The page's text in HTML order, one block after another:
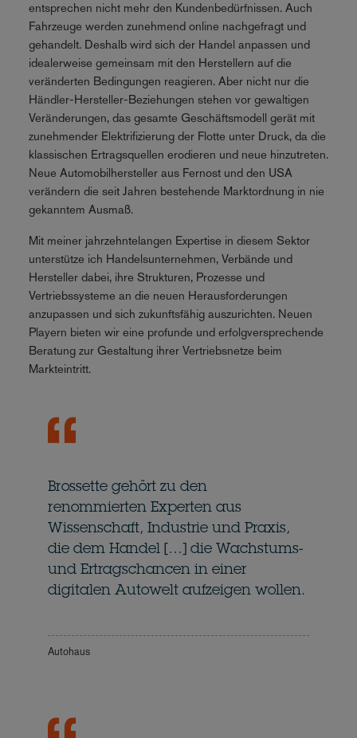
entsprechen nicht mehr den Kundenbedürfnissen. Auch
Fahrzeuge werden zunehmend online nachgefragt und
gehandelt. Deshalb wird sich der Handel anpassen und
idealerweise gemeinsam mit den Herstellern auf die
veränderten Bedingungen reagieren. Aber nicht nur die
Händler-Hersteller-Beziehungen stehen vor gewaltigen
Veränderungen, das gesamte Geschäftsmodell gerät mit
zunehmender Elektrifizierung der Flotte unter Druck, da die
klassischen Ertragsquellen erodieren und neue hinzutreten.
Neue Automobilhersteller aus Fernost und den USA
verändern die seit Jahren bestehende Marktordnung in nie
gekanntem Ausmaß.
Mit meiner jahrzehntelangen Expertise in diesem Sektor
unterstütze ich Handelsunternehmen, Verbände und
Hersteller dabei, ihre Strukturen, Prozesse und
Vertriebssysteme an die neuen Herausforderungen
anzupassen und sich zukunftsfähig auszurichten. Neuen
Playern bieten wir eine profunde und erfolgversprechende
Beratung zur Gestaltung ihrer Vertriebsnetze beim
Markteintritt.
Brossette gehört zu den
renommierten Experten aus
Wissenschaft, Industrie und Praxis,
die dem Handel […] die Wachstums-
und Ertragschancen in einer
digitalen Autowelt aufzeigen wollen.
Autohaus